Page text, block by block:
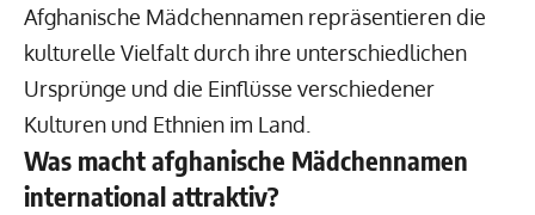
Afghanische Mädchennamen repräsentieren die
kulturelle Vielfalt durch ihre unterschiedlichen
Ursprünge und die Einflüsse verschiedener
Kulturen und Ethnien im Land.
Was macht afghanische Mädchennamen
international attraktiv?